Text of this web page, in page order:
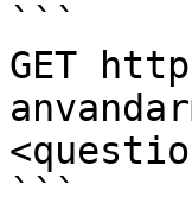
```
GET
```